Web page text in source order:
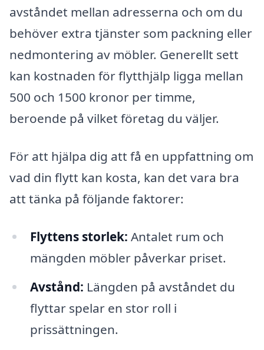
avståndet mellan adresserna och om du
behöver extra tjänster som packning eller
nedmontering av möbler. Generellt sett
kan kostnaden för flytthjälp ligga mellan
500 och 1500 kronor per timme,
beroende på vilket företag du väljer.
För att hjälpa dig att få en uppfattning om
vad din flytt kan kosta, kan det vara bra
att tänka på följande faktorer:
Flyttens storlek: Antalet rum och
mängden möbler påverkar priset.
Avstånd: Längden på avståndet du
flyttar spelar en stor roll i
prissättningen.